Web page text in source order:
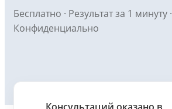
Бесплатно · Результат за 1 минуту ·
Конфиденциально